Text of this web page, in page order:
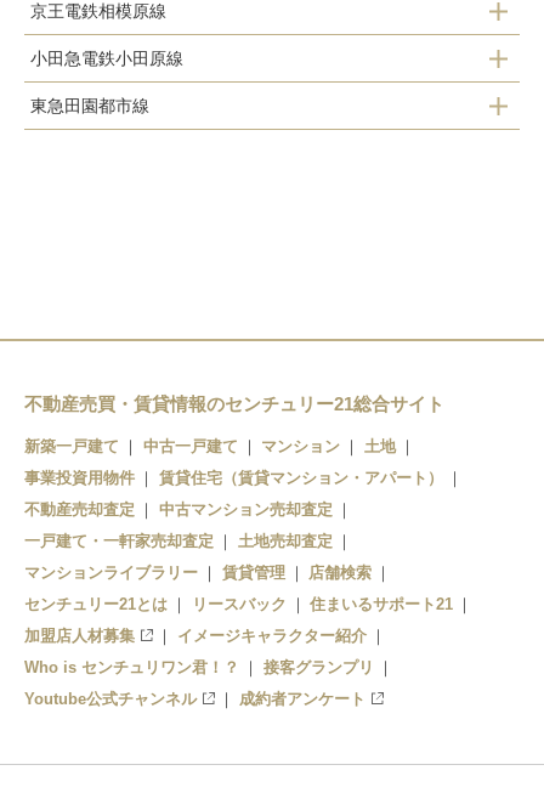
成瀬駅
町田駅
相原駅
京王電鉄相模原線
多摩境駅
小田急電鉄小田原線
鶴川駅
東急田園都市線
不動産売買・賃貸情報のセンチュリー21総合サイト
新築一戸建て 中古一戸建て マンション
土地
事業投資用物件
賃貸住宅（賃貸マンション・アパート）
不動産売却査定
中古マンション売却査定
一戸建て・一軒家売却査定
土地売却査定
マンションライブラリー
賃貸管理
店舗検索
センチュリー21とは
リースバック
住まいるサポート21
加盟店人材募集
イメージキャラクター紹介
Who is センチュリワン君！？
接客グランプリ
Youtube公式チャンネル
成約者アンケート